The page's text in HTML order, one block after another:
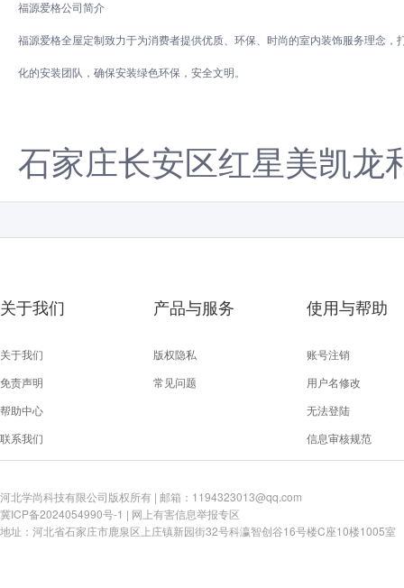
福源爱格公司简介
福源爱格全屋定制致力于为消费者提供优质、环保、时尚的室内装饰服务理念
化的安装团队，确保安装绿色环保，安全文明。
石家庄长安区红星美凯龙
关于我们
关于我们
免责声明
帮助中心
联系我们
产品与服务
版权隐私
常见问题
使用与帮助
账号注销
用户名修改
无法登陆
信息审核规范
河北学尚科技有限公司版权所有 | 邮箱：1194323013@qq.com
冀ICP备2024054990号-1 | 网上有害信息举报专区
地址：河北省石家庄市鹿泉区上庄镇新园街32号科瀛智创谷16号楼C座10楼1005室